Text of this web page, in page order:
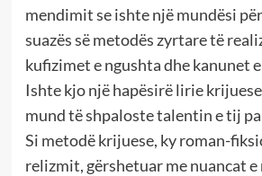
mendimit se ishte një mundësi
suazës së metodës zyrtare të
kufizimet e ngushta dhe kanunet
Ishte kjo një hapësirë lirie
mund të shpaloste talentin e tij
Si metodë krijuese, ky roman-
relizmit, gërshetuar me nuancat